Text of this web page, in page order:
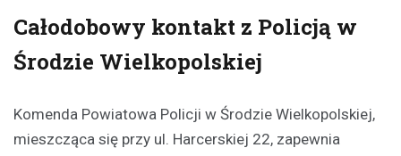
Całodobowy kontakt z Policją w
Środzie Wielkopolskiej
Komenda Powiatowa Policji w Środzie Wielkopolskiej,
mieszcząca się przy ul. Harcerskiej 22, zapewnia